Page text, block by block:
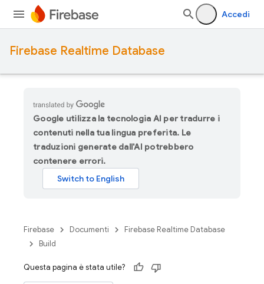
Accedi
Firebase Realtime Database
Google utilizza la tecnologia AI per tradurre i
contenuti nella tua lingua preferita. Le
traduzioni generate dall'AI potrebbero
contenere errori.
Firebase Documenti
Firebase Realtime Database
Build
Questa pagina è stata utile?